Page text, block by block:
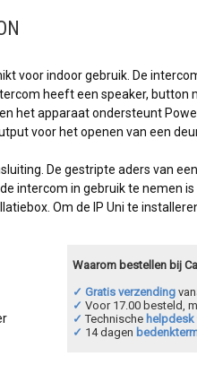
voor indoor gebruik. De
heeft een speaker, button
het apparaat ondersteunt
voor het openen van een
De gestripte aders van
intercom in gebruik te nemen
Om de IP Uni te
Waarom bestellen bij
✓ Gratis verzending
✓ Voor 17.00 besteld,
✓ Technische helpdesk
✓ 14 dagen